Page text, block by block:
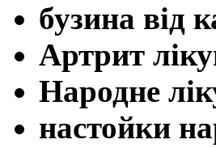
бузина від
Артрит
Народне
настойки